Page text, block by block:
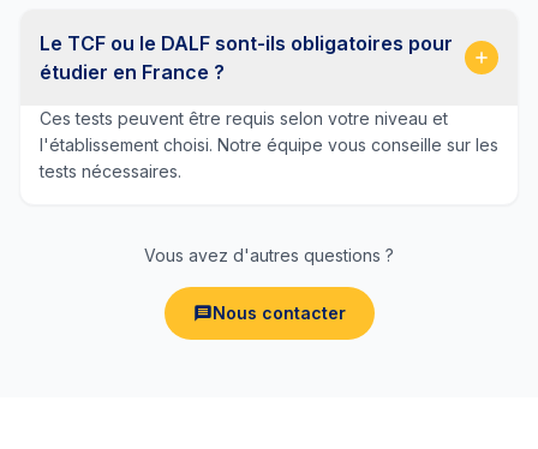
Le TCF ou le DALF sont-ils obligatoires pour
étudier en France ?
Ces tests peuvent être requis selon votre niveau et
l'établissement choisi. Notre équipe vous conseille sur les
tests nécessaires.
Vous avez d'autres questions ?
Nous contacter